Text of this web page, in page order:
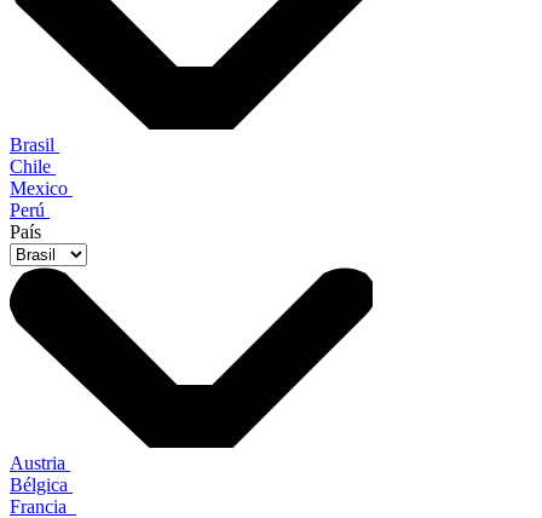
Brasil
Chile
Mexico
Perú
País
Austria
Bélgica
Francia